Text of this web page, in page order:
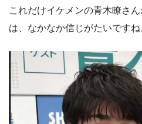
これだけイケメンの青木瞭さ
は、なかなか信じがたいですね